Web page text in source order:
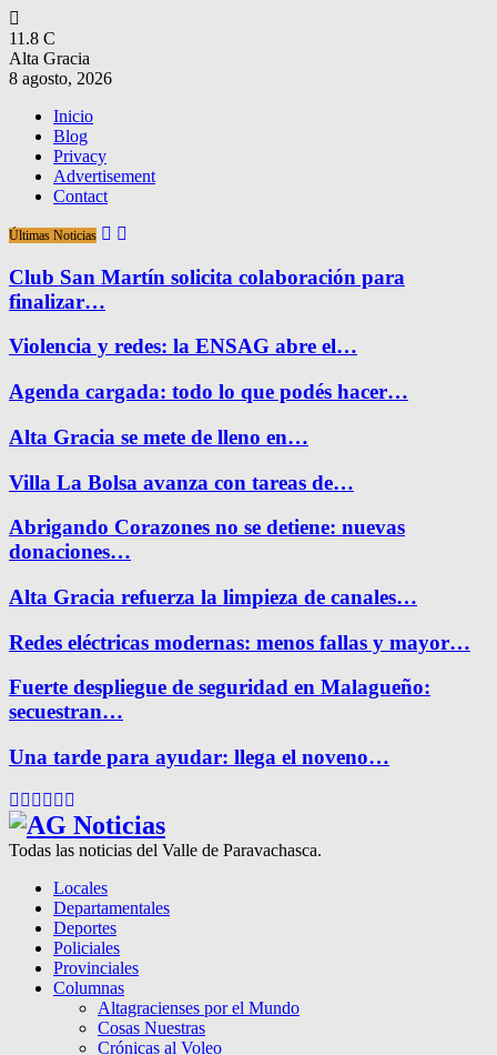
11.8 C
Alta Gracia
8 agosto, 2026
Inicio
Blog
Privacy
Advertisement
Contact
Últimas Noticias
Club San Martín solicita colaboración para
finalizar…
Violencia y redes: la ENSAG abre el…
Agenda cargada: todo lo que podés hacer…
Alta Gracia se mete de lleno en…
Villa La Bolsa avanza con tareas de…
Abrigando Corazones no se detiene: nuevas
donaciones…
Alta Gracia refuerza la limpieza de canales…
Redes eléctricas modernas: menos fallas y mayor…
Fuerte despliegue de seguridad en Malagueño:
secuestran…
Una tarde para ayudar: llega el noveno…
Facebook
Twitter
Instagram
Pinterest
Google
Todas las noticias del Valle de Paravachasca.
Locales
Departamentales
Deportes
Policiales
Provinciales
Columnas
Altagracienses por el Mundo
Cosas Nuestras
Crónicas al Voleo